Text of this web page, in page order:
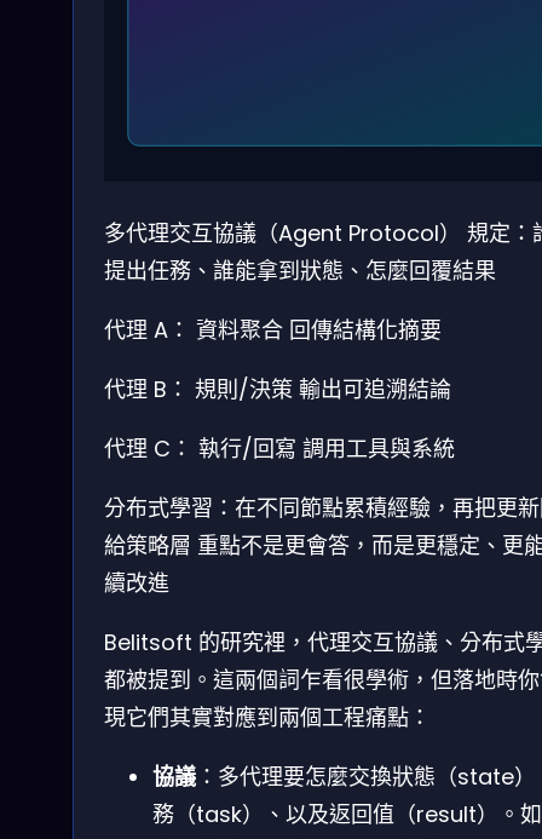
多代理交互協議（Agent Protocol）
規定：
提出任務、誰能拿到狀態、怎麼回覆結果
代理 A： 資料聚合 回傳結構化摘要
代理 B： 規則/決策 輸出可追溯結論
代理 C： 執行/回寫 調用工具與系統
分布式學習：在不同節點累積經驗，再把更
給策略層 重點不是更會答，而是更穩定、更
續改進
Belitsoft 的研究裡，代理交互協議、分布式
都被提到。這兩個詞乍看很學術，但落地時
現它們其實對應到兩個工程痛點：
協議 ：多代理要怎麼交換狀態（state）
務（task）、以及返回值（result）。